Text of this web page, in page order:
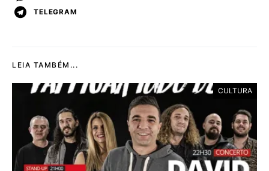
TELEGRAM
LEIA TAMBÉM...
CULTURA